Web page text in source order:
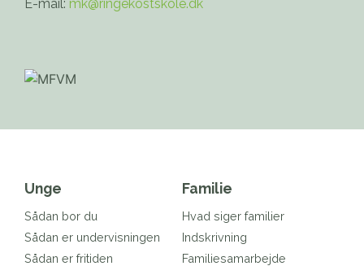
E-mail: mk@ringekostskole.dk
Unge
Sådan bor du
Sådan er undervisningen
Sådan er fritiden
Familie
Hvad siger familier
Indskrivning
Familiesamarbejde